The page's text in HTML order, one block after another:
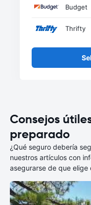
Budget
Thrifty
Consejos
preparado
¿Qué seguro debería
nuestros artículos con
asegurarse de que